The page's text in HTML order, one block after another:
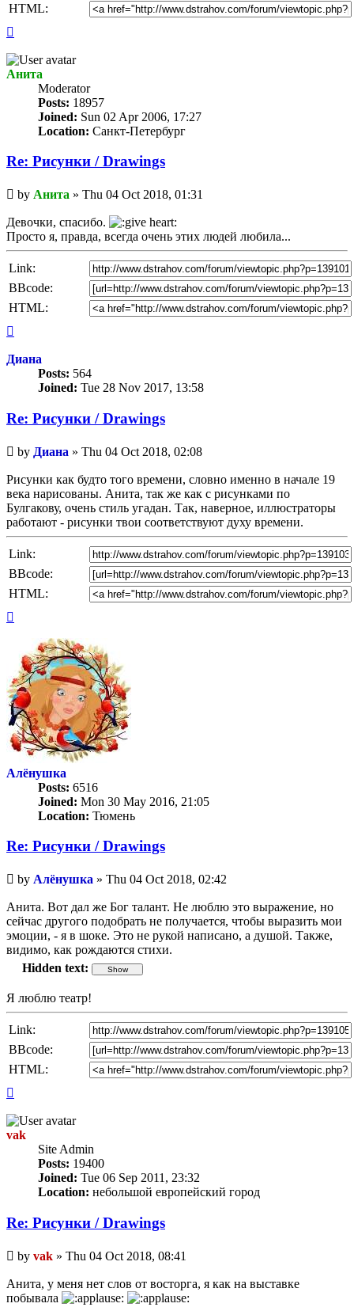
HTML:
Анита
Мoderator
Posts: 18957
Joined: Sun 02 Apr 2006, 17:27
Location: Санкт-Петербург
Re: Рисунки / Drawings
Unread
post
by Анита » Thu 04 Oct 2018, 01:31
Девочки, спасибо.
Просто я, правда, всегда очень этих людей любила...
Link:
BBcode:
HTML:
Диана
Posts: 564
Joined: Tue 28 Nov 2017, 13:58
Re: Рисунки / Drawings
Unread
post
by Диана » Thu 04 Oct 2018, 02:08
Рисунки как будто того времени, словно именно в начале 19
века нарисованы. Анита, так же как с рисунками по
Булгакову, очень стиль угадан. Так, наверное, иллюстраторы
работают - рисунки твои соответствуют духу времени.
Link:
BBcode:
HTML:
Алёнушка
Posts: 6516
Joined: Mon 30 May 2016, 21:05
Location: Тюмень
Re: Рисунки / Drawings
Unread
post
by Алёнушка » Thu 04 Oct 2018, 02:42
Анита. Вот дал же Бог талант. Не люблю это выражение, но
сейчас другого подобрать не получается, чтобы выразить мои
эмоции, - я в шоке. Это не рукой написано, а душой. Также,
видимо, как рождаются стихи.
Hidden text:
Я люблю театр!
Link:
BBcode:
HTML:
vak
Site Admin
Posts: 19400
Joined: Tue 06 Sep 2011, 23:32
Location: небольшой европейский город
Re: Рисунки / Drawings
Unread
post
by vak » Thu 04 Oct 2018, 08:41
Анита, у меня нет слов от восторга, я как на выставке
побывала